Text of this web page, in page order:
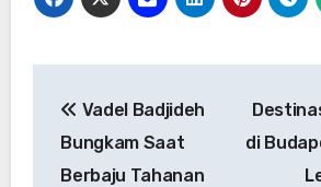
pos
Vadel Badjideh
Bungkam Saat
Berbaju Tahanan
di